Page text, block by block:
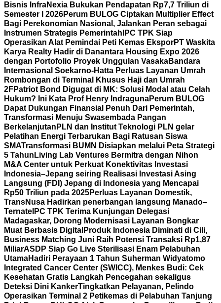
Bisnis InfraNexia Bukukan Pendapatan Rp7,7 Triliun di
Semester I 2026Perum BULOG Ciptakan Multiplier Effect
Bagi Perekonomian Nasional, Jalankan Peran sebagai
Instrumen Strategis Pemerintah IPC TPK Siap
Operasikan Alat Pemindai Peti Kemas EksporPT Waskita
Karya Realty Hadir di Danantara Housing Expo 2026
dengan Portofolio Proyek Unggulan VasakaBandara
Internasional Soekarno-Hatta Perluas Layanan Umrah
Rombongan di Terminal Khusus Haji dan Umrah
2FPatriot Bond Digugat di MK: Solusi Modal atau Celah
Hukum? Ini Kata Prof Henry IndragunaPerum BULOG
Dapat Dukungan Finansial Penuh Dari Pemerintah,
Transformasi Menuju Swasembada Pangan
Berkelanjutan PLN dan Institut Teknologi PLN gelar
Pelatihan Energi Terbarukan Bagi Ratusan Siswa
SMATransformasi BUMN Disiapkan melalui Peta Strategi
5 Tahun Living Lab Ventures Bermitra dengan Nihon
M&A Center untuk Perkuat Konektivitas Investasi
Indonesia–Jepang seiring Realisasi Investasi Asing
Langsung (FDI) Jepang di Indonesia yang Mencapai
Rp50 Triliun pada 2025Perluas Layanan Domestik,
TransNusa Hadirkan penerbangan langsung Manado–
Ternate IPC TPK Terima Kunjungan Delegasi
Madagaskar, Dorong Modernisasi Layanan Bongkar
Muat Berbasis Digital Produk Indonesia Diminati di Cili,
Business Matching Juni Raih Potensi Transaksi Rp1,87
MiliarASDP Siap Go Live Sterilisasi Enam Pelabuhan
UtamaHadiri Perayaan 1 Tahun Suherman Widyatomo
Integrated Cancer Center (SWICC), Menkes Budi: Cek
Kesehatan Gratis Langkah Pencegahan sekaligus
Deteksi Dini KankerTingkatkan Pelayanan, Pelindo
Operasikan Terminal 2 Petikemas di Pelabuhan Tanjung